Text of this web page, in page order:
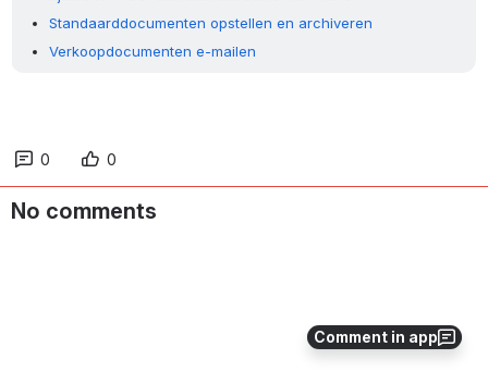
Comment in app
Standaarddocumenten opstellen en archiveren
Verkoopdocumenten e-mailen
0 0
No comments